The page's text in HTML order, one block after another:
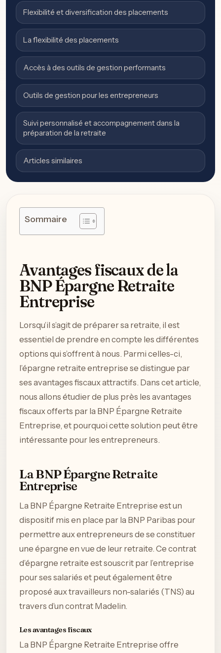
Flexibilité et diversification des placements
La flexibilité des placements
Accès à des outils de gestion performants
Outils de gestion pour les entrepreneurs
Suivi personnalisé et accompagnement dans la
préparation de la retraite
Articles similaires
Sommaire
Avantages fiscaux de la
BNP Épargne Retraite
Entreprise
Lorsqu’il s’agit de préparer sa retraite, il est
essentiel de prendre en compte les différentes
options qui s’offrent à nous. Parmi celles-ci,
l’épargne retraite entreprise se distingue par
ses avantages fiscaux attractifs. Dans cet article,
nous allons étudier de plus près les avantages
fiscaux offerts par la BNP Épargne Retraite
Entreprise, et pourquoi cette solution peut être
intéressante pour les entrepreneurs.
La BNP Épargne Retraite
Entreprise
La BNP Épargne Retraite Entreprise est un
dispositif mis en place par la BNP Paribas pour
permettre aux entrepreneurs de se constituer
une épargne en vue de leur retraite. Ce contrat
d’épargne retraite est souscrit par l’entreprise
pour ses salariés et peut également être
proposé aux travailleurs non-salariés (TNS) au
travers d’un contrat Madelin.
Les avantages fiscaux
La BNP Épargne Retraite Entreprise offre